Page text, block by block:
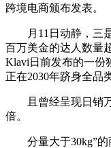
跨境电商颁布发表。
月11日动静，三是
百万美金的达人数量
Klavi日前发布的一份
正在2030年跻身全品
且曾经呈现日销万
倍。
分量大于30kg”的商